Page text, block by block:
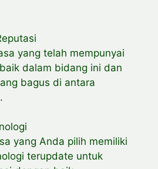
yang telah mempunyai
dalam bidang ini dan
bagus di antara
yang Anda pilih memiliki
terupdate untuk